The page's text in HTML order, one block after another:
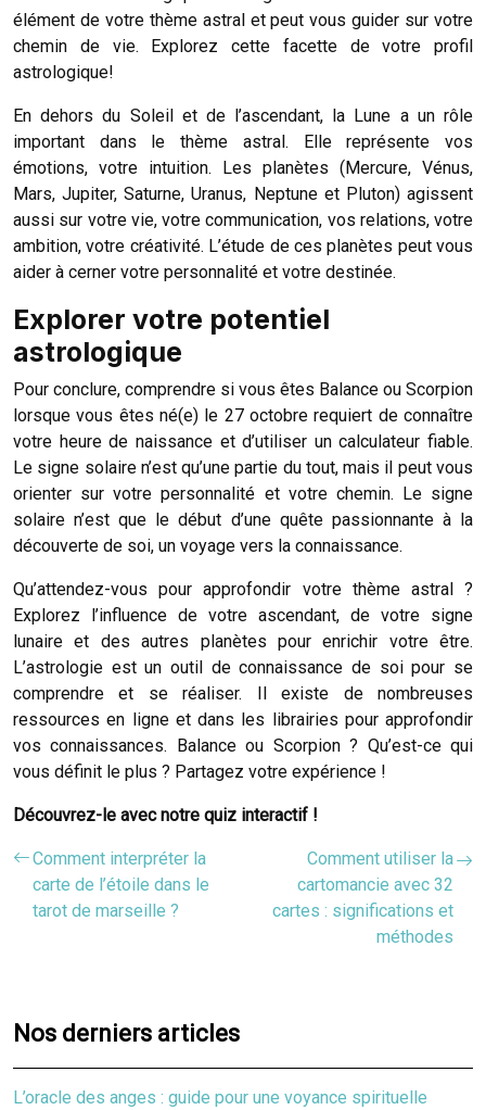
élément de votre thème astral et peut vous guider sur votre
chemin de vie. Explorez cette facette de votre profil
astrologique!
En dehors du Soleil et de l’ascendant, la Lune a un rôle
important dans le thème astral. Elle représente vos
émotions, votre intuition. Les planètes (Mercure, Vénus,
Mars, Jupiter, Saturne, Uranus, Neptune et Pluton) agissent
aussi sur votre vie, votre communication, vos relations, votre
ambition, votre créativité. L’étude de ces planètes peut vous
aider à cerner votre personnalité et votre destinée.
Explorer votre potentiel
astrologique
Pour conclure, comprendre si vous êtes Balance ou Scorpion
lorsque vous êtes né(e) le 27 octobre requiert de connaître
votre heure de naissance et d’utiliser un calculateur fiable.
Le signe solaire n’est qu’une partie du tout, mais il peut vous
orienter sur votre personnalité et votre chemin. Le signe
solaire n’est que le début d’une quête passionnante à la
découverte de soi, un voyage vers la connaissance.
Qu’attendez-vous pour approfondir votre thème astral ?
Explorez l’influence de votre ascendant, de votre signe
lunaire et des autres planètes pour enrichir votre être.
L’astrologie est un outil de connaissance de soi pour se
comprendre et se réaliser. Il existe de nombreuses
ressources en ligne et dans les librairies pour approfondir
vos connaissances. Balance ou Scorpion ? Qu’est-ce qui
vous définit le plus ? Partagez votre expérience !
Découvrez-le avec notre quiz interactif !
Comment interpréter la
carte de l’étoile dans le
tarot de marseille ?
Comment utiliser la
cartomancie avec 32
cartes : significations et
méthodes
Nos derniers articles
L’oracle des anges : guide pour une voyance spirituelle